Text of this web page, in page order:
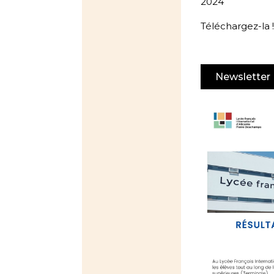
Téléchargez-la !
Newsletter